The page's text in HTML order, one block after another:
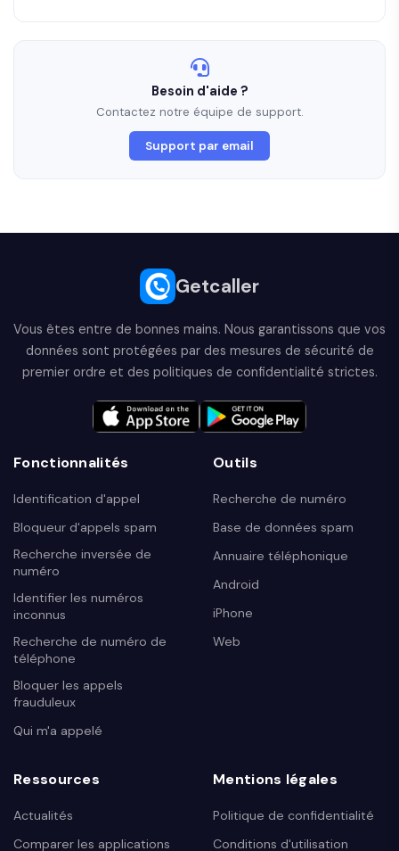
Besoin d'aide ?
Contactez notre équipe de support.
Support par email
Getcaller
Vous êtes entre de bonnes mains. Nous garantissons que vos
données sont protégées par des mesures de sécurité de
premier ordre et des politiques de confidentialité strictes.
Fonctionnalités
Identification d'appel
Bloqueur d'appels spam
Recherche inversée de
numéro
Identifier les numéros
inconnus
Recherche de numéro de
téléphone
Bloquer les appels
frauduleux
Qui m'a appelé
Outils
Recherche de numéro
Base de données spam
Annuaire téléphonique
Android
iPhone
Web
Ressources
Actualités
Comparer les applications
Mentions légales
Politique de confidentialité
Conditions d'utilisation